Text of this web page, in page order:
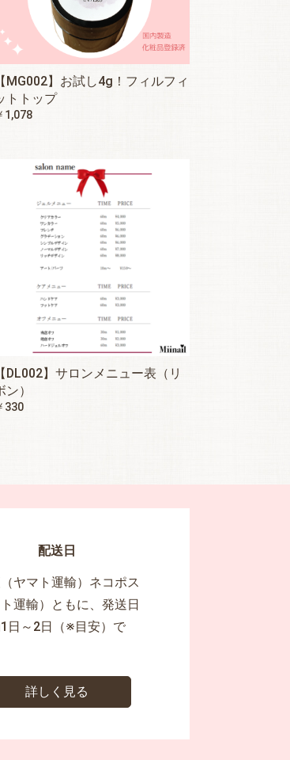
【MG002】お試し4g！フィルフィ
トトップ
1,078
【DL002】サロンメニュー表（リ
ン）
330
配送日
ヤマト運輸）ネコポス
ト運輸）ともに、発送日
日～2日（※目安）で
詳しく見る